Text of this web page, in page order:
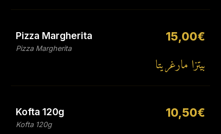
Pizza Margherita
Pizza Margherita
15,00€
بيتزا مارغريتا
Kofta 120g
Kofta 120g
10,50€